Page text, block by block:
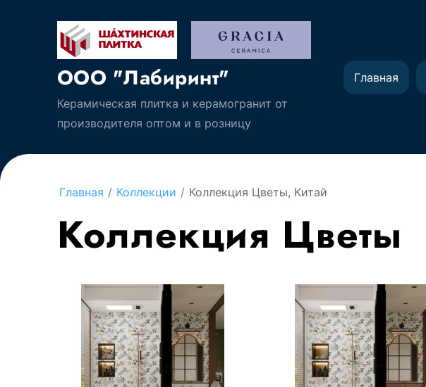
ООО "Лабиринт"
Керамическая плитка и керамогранит от
производителя оптом и в розницу
Главная
Главная / Коллекции / Коллекция Цветы, Китай
Коллекция Цветы